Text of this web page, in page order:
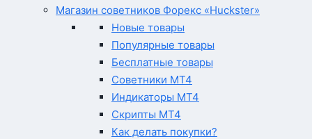
Магазин советников Форекс «Huckster»
Новые товары
Популярные товары
Бесплатные товары
Советники MT4
Индикаторы MT4
Скрипты MT4
Как делать покупки?